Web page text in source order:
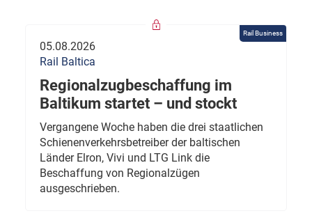
Rail Business
05.08.2026
Rail Baltica
Regionalzugbeschaffung im
Baltikum startet – und stockt
Vergangene Woche haben die drei staatlichen
Schienenverkehrsbetreiber der baltischen
Länder Elron, Vivi und LTG Link die
Beschaffung von Regionalzügen
ausgeschrieben.